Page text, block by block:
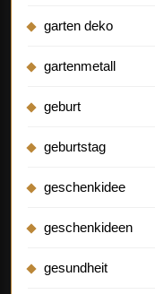
garten deko
gartenmetall
geburt
geburtstag
geschenkidee
geschenkideen
gesundheit